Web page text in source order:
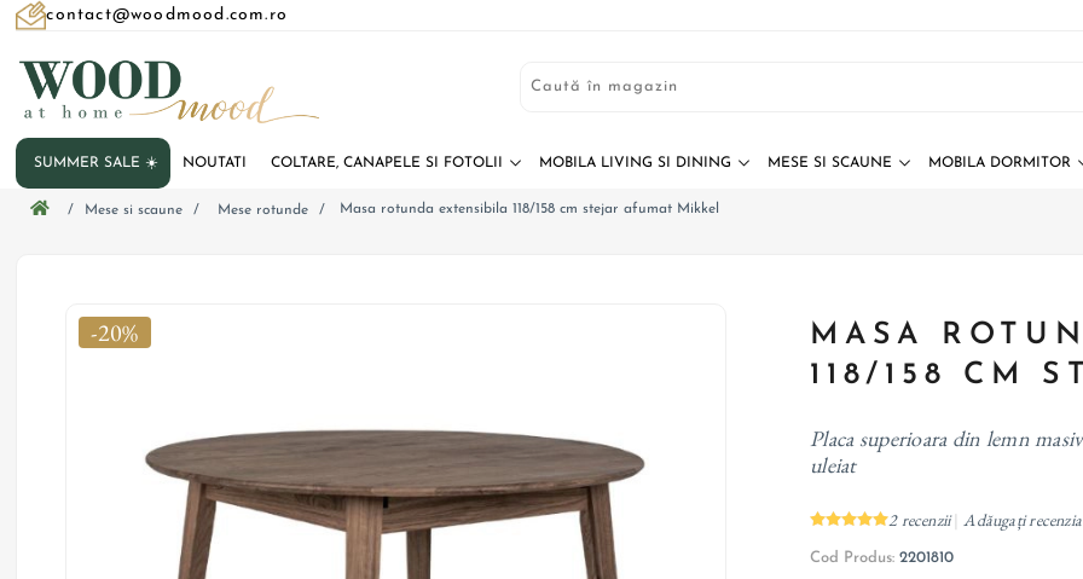
contact@woodmood.com.ro
SUMMER SALE ☀️ NOUTATI COLTARE, CANAPELE SI FOTOLII MOBILA LIVING SI DINING MESE SI SCAUNE MOBILA DORMITOR
/ Mese si scaune / Mese rotunde / Masa rotunda extensibila 118/158 cm stejar afumat Mikkel
-20%
MASA
118/158 CM
Placa superioara din lemn
uleiat
2 recenzii Adăugați
Cod Produs: 2201810